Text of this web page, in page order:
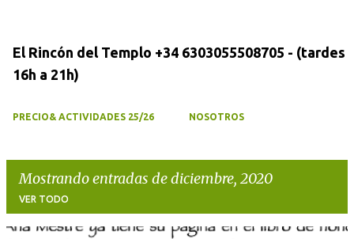
El Rincón del Templo +34 6303055508705 - (tardes
16h a 21h)
PRECIO& ACTIVIDADES 25/26 NOSOTROS
Mostrando entradas de diciembre, 2020
VER TODO